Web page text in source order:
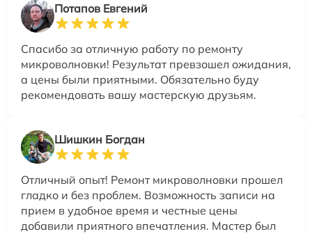
Потапов Евгений
Спасибо за отличную работу по ремонту
микроволновки! Результат превзошел ожидания,
а цены были приятными. Обязательно буду
рекомендовать вашу мастерскую друзьям.
Шишкин Богдан
Отличный опыт! Ремонт микроволновки прошел
гладко и без проблем. Возможность записи на
прием в удобное время и честные цены
добавили приятного впечатления. Мастер был